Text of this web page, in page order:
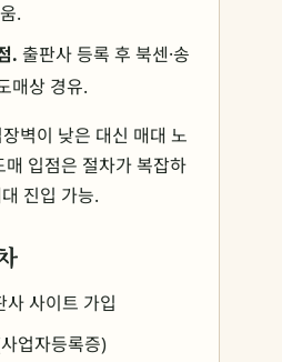
.
. 출판사 등록 후 북센·송
매상 경유.
벽이 낮은 대신 매대 노
입점은 절차가 복잡하
진입 가능.
사 사이트 가입
업자등록증)